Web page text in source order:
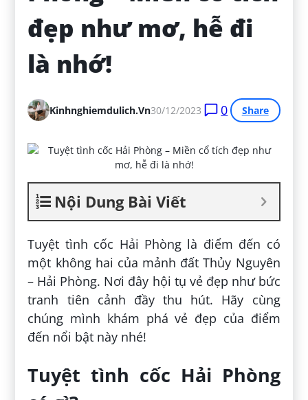
đẹp như mơ, hễ đi
là nhớ!
Kinhnghiemdulich.vn30/12/2023 0 Share
Nội Dung Bài Viết
Tuyệt tình cốc Hải Phòng là điểm đến có
một không hai của mảnh đất Thủy Nguyên
– Hải Phòng. Nơi đây hội tụ vẻ đẹp như bức
tranh tiên cảnh đầy thu hút. Hãy cùng
chúng mình khám phá vẻ đẹp của điểm
đến nổi bật này nhé!
Tuyệt tình cốc Hải Phòng